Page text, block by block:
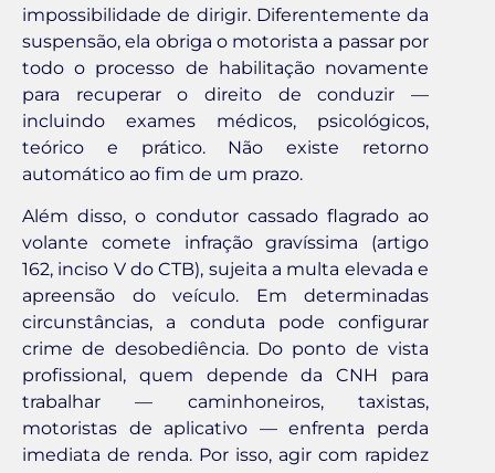
impossibilidade de dirigir. Diferentemente da
suspensão, ela obriga o motorista a passar por
todo o processo de habilitação novamente
para recuperar o direito de conduzir —
incluindo exames médicos, psicológicos,
teórico e prático. Não existe retorno
automático ao fim de um prazo.
Além disso, o condutor cassado flagrado ao
volante comete infração gravíssima (artigo
162, inciso V do CTB), sujeita a multa elevada e
apreensão do veículo. Em determinadas
circunstâncias, a conduta pode configurar
crime de desobediência. Do ponto de vista
profissional, quem depende da CNH para
trabalhar — caminhoneiros, taxistas,
motoristas de aplicativo — enfrenta perda
imediata de renda. Por isso, agir com rapidez